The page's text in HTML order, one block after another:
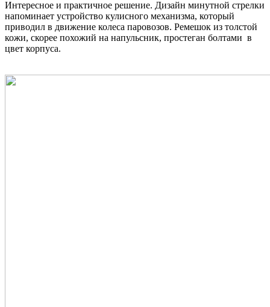
Интересное и практичное решение. Дизайн минутной стрелки
напоминает устройство кулисного механизма, который
приводил в движение колеса паровозов. Ремешок из толстой
кожи, скорее похожий на напульсник, простеган болтами в
цвет корпуса.